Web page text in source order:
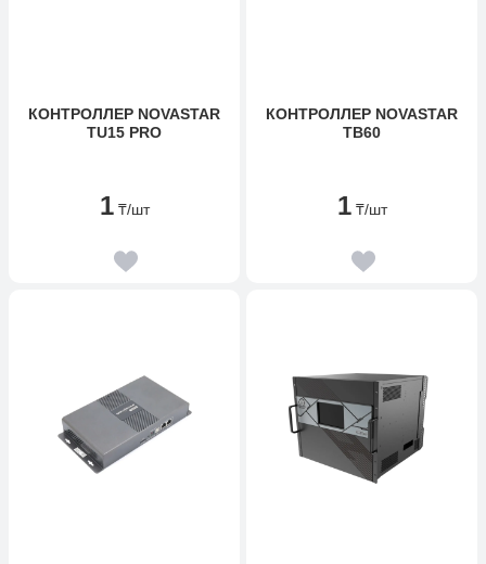
КОНТРОЛЛЕР NOVASTAR
TU15 PRO
1 ₸/шт
КОНТРОЛЛЕР NOVASTAR
TB60
1 ₸/шт